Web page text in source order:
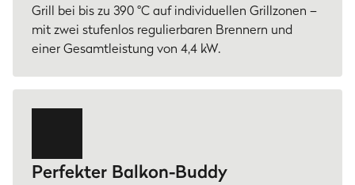
Grill bei bis zu 390 °C auf individuellen Grillzonen –
mit zwei stufenlos regulierbaren Brennern und
einer Gesamtleistung von 4,4 kW.
Perfekter Balkon-Buddy